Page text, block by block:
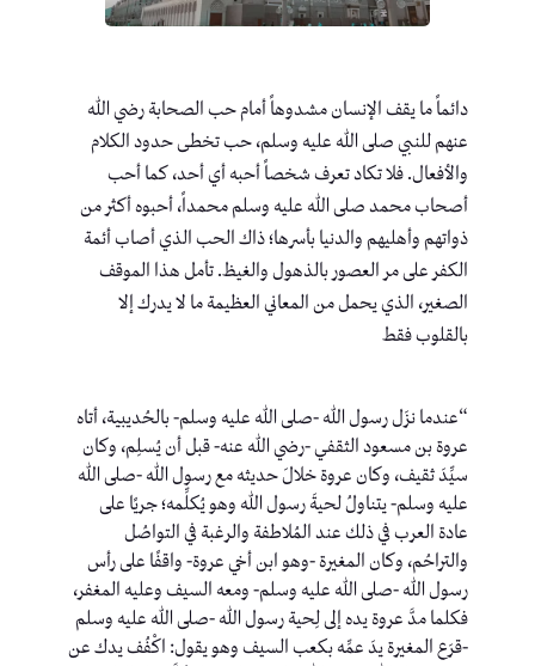
دائماً ما يقف الإنسان مشدوهاً أمام حب الصحابة رضي الله
عنهم للنبي صلى الله عليه وسلم، حب تخطى حدود الكلام
والأفعال. فلا تكاد تعرف شخصاً أحبه أي أحد، كما أحب
أصحاب محمد صلى الله عليه وسلم محمداً، أحبوه أكثر من
ذواتهم وأهليهم والدنيا بأسرها؛ ذاك الحب الذي أصاب أئمة
الكفر على مر العصور بالذهول والغيظ. تأمل هذا الموقف
الصغير، الذي يحمل من المعاني العظيمة ما لا يدرك إلا
بالقلوب فقط
“عندما نزَل رسول الله -صلى الله عليه وسلم- بالحُديبية، أتاه
عروة بن مسعود الثقفي -رضي الله عنه- قبل أن يُسلِم، وكان
سيِّدَ ثقيف، وكان عروة خلالَ حديثه مع رسول الله -صلى الله
عليه وسلم- يتناولُ لحيةَ رسول الله وهو يُكلِّمه؛ جريًا على
عادة العرب في ذلك عند المُلاطفة والرغبة في التواصُل
والتراحُم، وكان المغيرة -وهو ابن أخي عروة- واقفًا على رأس
رسول الله -صلى الله عليه وسلم- ومعه السيف وعليه المغفر،
فكلما مدَّ عروة يده إلى لِحية رسول الله -صلى الله عليه وسلم
-قرَع المغيرة يدَ عمِّه بكعب السيف وهو يقول: اكْفُف يدك عن